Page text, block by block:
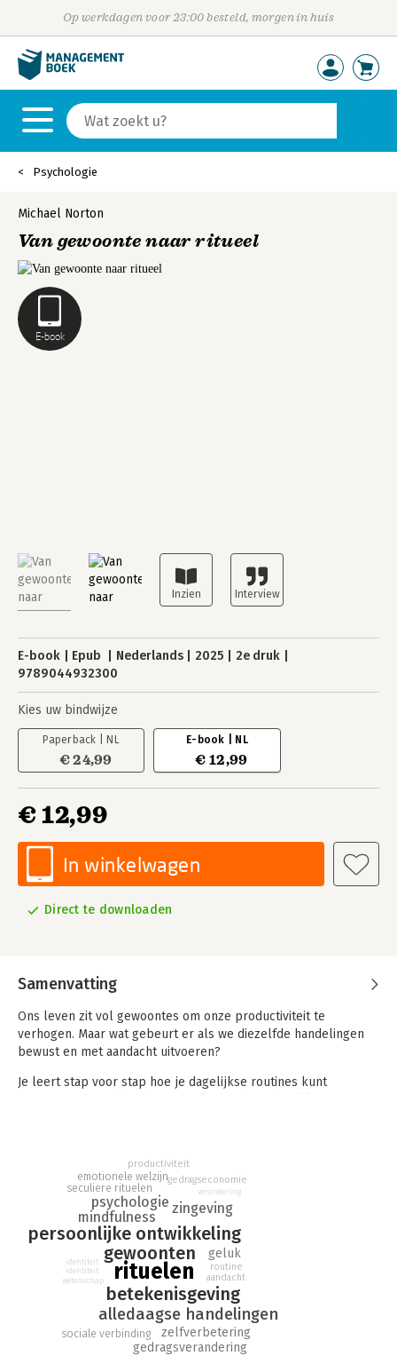
Op werkdagen voor 23:00 besteld, morgen in huis
Psychologie
E-book
Michael Norton
Van gewoonte naar ritueel
E-book Epub Nederlands 2025
2e druk
9789044932300
Kies uw bindwijze
Paperback | NL
€ 24,99
E-book | NL
€ 12,99
€ 12,99
In winkelwagen
Direct te downloaden
Samenvatting
Ons leven zit vol gewoontes om onze productiviteit te
verhogen. Maar wat gebeurt er als we diezelfde handelingen
bewust en met aandacht uitvoeren?
Je leert stap voor stap hoe je dagelijkse routines kunt
koesteren van memorabele momenten: Norton bewijst in deze
praktische gids dat de kracht van rituelen onmisbaar is in een
rituelen
gewoonten
betekenisgeving
persoonlijke ontwikkeling
alledaagse handelingen
mindfulness
psychologie zingeving
zelfverbetering
geluk
gedragsverandering
sociale verbinding
seculiere rituelen
emotionele welzijn
productiviteit
routine
aandacht
gedragseconomie
wetenschap
identiteit
verandering
identiteit